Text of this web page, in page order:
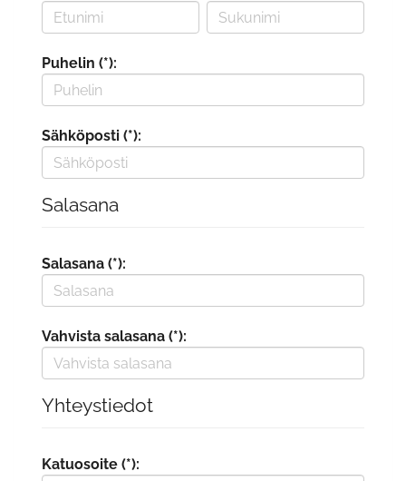
Puhelin (*):
Sähköposti (*):
Salasana
Salasana (*):
Vahvista salasana (*):
Yhteystiedot
Katuosoite (*):